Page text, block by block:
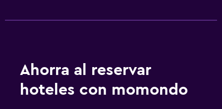
Ahorra al reservar
hoteles con momondo